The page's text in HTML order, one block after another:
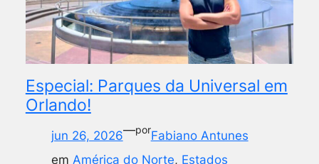
Especial: Parques da Universal em
Orlando!
jun 26, 2026—porFabiano Antunes
em América do Norte, Estados